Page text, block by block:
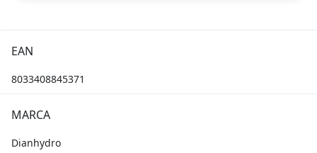
EAN
8033408845371
MARCA
Dianhydro